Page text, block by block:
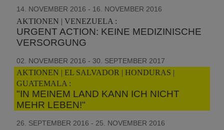
14. NOVEMBER 2016 - 16. NOVEMBER 2016
AKTIONEN | VENEZUELA :
URGENT ACTION: KEINE MEDIZINISCHE
VERSORGUNG
02. NOVEMBER 2016 - 30. SEPTEMBER 2017
AKTIONEN | EL SALVADOR | HONDURAS |
GUATEMALA :
"IN MEINEM LAND KANN ICH NICHT
MEHR LEBEN!"
26. SEPTEMBER 2016 - 25. NOVEMBER 2016